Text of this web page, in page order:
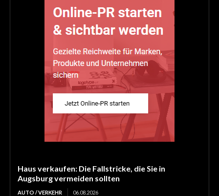
Haus verkaufen: Die Fallstricke, die Sie in
Augsburg vermeiden sollten
AUTO / VERKEHR 06.08.2026